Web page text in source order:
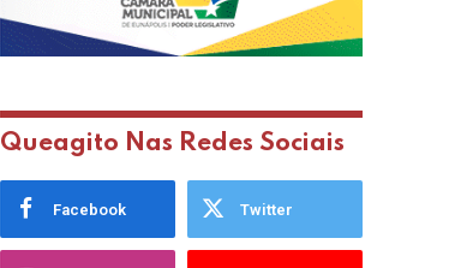
Queagito Nas Redes Sociais
Facebook Twitter